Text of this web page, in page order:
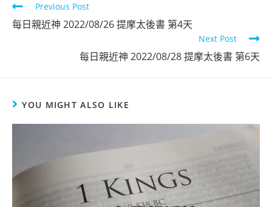
Previous Post
每日親近神 2022/08/26 提摩太後書 第4天
Next Post
每日親近神 2022/08/28 提摩太後書 第6天
YOU MIGHT ALSO LIKE